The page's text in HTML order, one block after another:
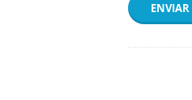
ENVIAR